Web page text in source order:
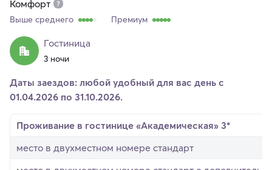
Комфорт
Выше среднего Премиум
Гостиница
3 ночи
Даты заездов: любой удобный для вас день с
01.04.2026 по 31.10.2026.
Проживание в гостинице «Академическая» 3*
место в двухместном номере стандарт